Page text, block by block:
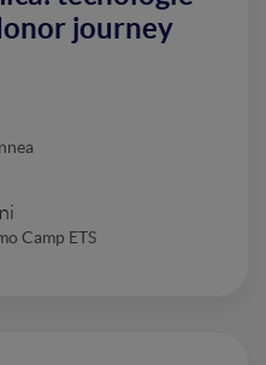
journey
Camp ETS